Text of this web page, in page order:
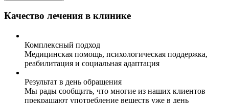
Качество лечения в клинике
Комплексный подход
Медицинская помощь, психологическая поддержка,
реабилитация и социальная адаптация
Результат в день обращения
Мы рады сообщить, что многие из наших клиентов
прекращают употребление веществ уже в день